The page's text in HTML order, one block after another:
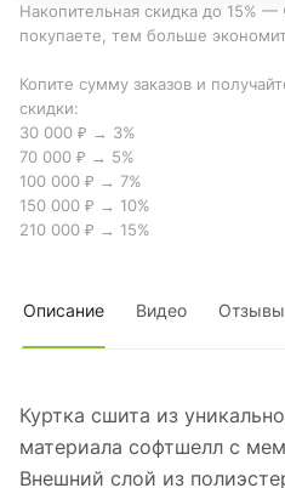
Накопительная скидка до 15%
покупаете, тем больше
Копите сумму заказов и
скидки:
30 000 ₽ → 3%
70 000 ₽ → 5%
100 000 ₽ → 7%
150 000 ₽ → 10%
210 000 ₽ → 15%
Описание Видео Отзывы
Куртка сшита из
материала софтшелл с
Внешний слой из